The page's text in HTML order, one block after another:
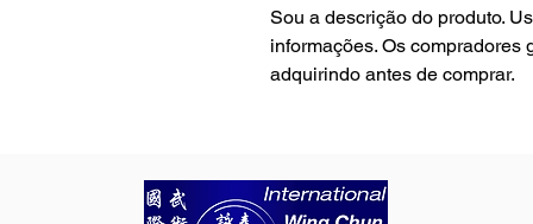
Sou a descrição do produto.
informações. Os
adquirindo antes de comprar.